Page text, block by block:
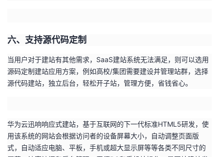
六、支持源代码定制
当用户对于建站有其他需求，SaaS建站系统无法满足，则可以选用
源码定制建站应用方案，例如高校/集团需要建设并管理站群，选择
源代码建站，独立后台，轻松开子站，管理方便，省钱省心。
华为云迅响响应式建站，基于互联网的下一代标准HTML5研发，使
用该系统的网站会根据访问者的设备屏幕大小，自动调整页面版
式，自动适应电脑、平板，手机或超大显示屏等等各类不同尺寸的